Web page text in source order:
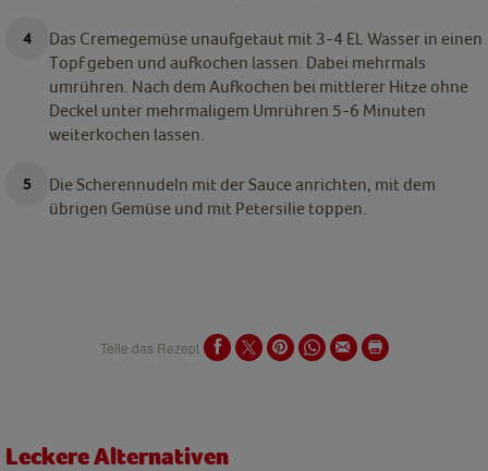
Das Cremegemüse unaufgetaut mit 3-4 EL Wasser in einen
Topf geben und aufkochen lassen. Dabei mehrmals
umrühren. Nach dem Aufkochen bei mittlerer Hitze ohne
Deckel unter mehrmaligem Umrühren 5-6 Minuten
weiterkochen lassen.
Die Scherennudeln mit der Sauce anrichten, mit dem
übrigen Gemüse und mit Petersilie toppen.
Teile das Rezept
Leckere Alternativen